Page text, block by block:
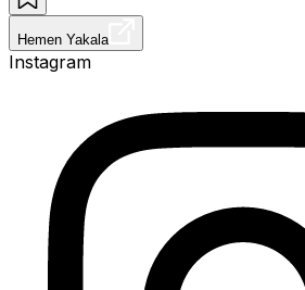
Hemen Yakala
Instagram